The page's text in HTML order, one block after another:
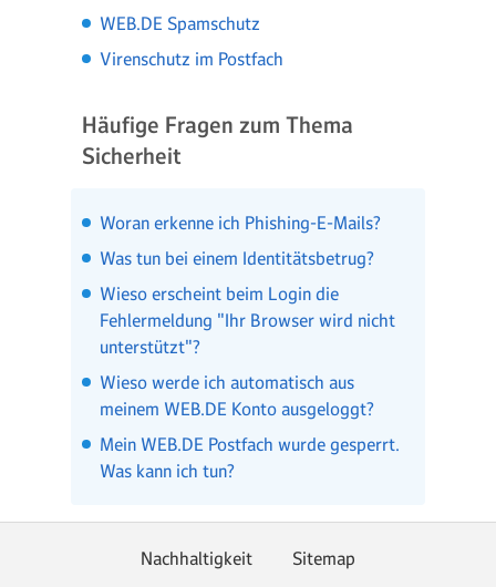
WEB.DE Spamschutz
Virenschutz im Postfach
Häufige Fragen zum Thema
Sicherheit
Woran erkenne ich Phishing-E-Mails?
Was tun bei einem Identitätsbetrug?
Wieso erscheint beim Login die
Fehlermeldung "Ihr Browser wird nicht
unterstützt"?
Wieso werde ich automatisch aus
meinem WEB.DE Konto ausgeloggt?
Mein WEB.DE Postfach wurde gesperrt.
Was kann ich tun?
Nachhaltigkeit
Sitemap